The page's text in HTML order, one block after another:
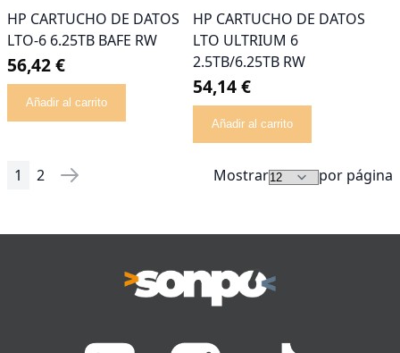
HP CARTUCHO DE DATOS
LTO-6 6.25TB BAFE RW
56,42 €
Añadir al carrito
HP CARTUCHO DE DATOS
LTO ULTRIUM 6
2.5TB/6.25TB RW
54,14 €
Añadir al carrito
Página
Actualmente estás leyendo página
1 Página
2 Página
Siguiente Mostrar por página